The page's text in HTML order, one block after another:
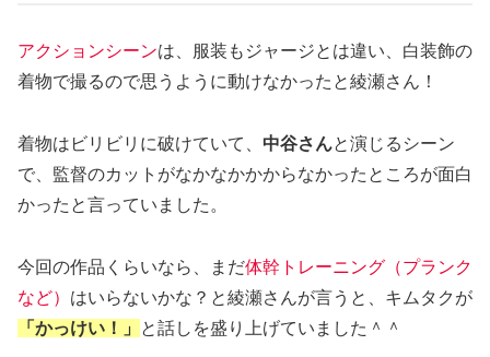
アクションシーンは、服装もジャージとは違い、白装飾の
着物で撮るので思うように動けなかったと綾瀬さん！
着物はビリビリに破けていて、 中谷さんと演じるシーン
で、監督のカットがなかなかかからなかったところが面白
かったと言っていました。
今回の作品くらいなら、まだ体幹トレーニング（プランク
など） はいらないかな？と綾瀬さんが言うと、キムタクが
「かっけい！」
と話しを盛り上げていました＾＾